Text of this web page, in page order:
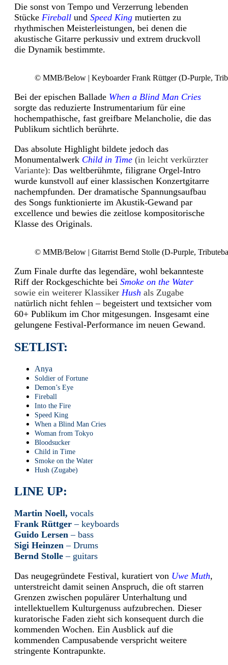
Die sonst von Tempo und Verzerrung lebenden
Stücke Fireball und Speed King mutierten zu
rhythmischen Meisterleistungen, bei denen die
akustische Gitarre perkussiv und extrem druckvoll
die Dynamik bestimmte.
© MMB/Below | Keyboarder Frank Rüttger (D-Purple,
Bei der epischen Ballade When a Blind Man Cries
sorgte das reduzierte Instrumentarium für eine
hochempathische, fast greifbare Melancholie, die das
Publikum sichtlich berührte.
Das absolute Highlight bildete jedoch das
Monumentalwerk Child in Time (in leicht verkürzter
Variante): Das weltberühmte, filigrane Orgel-Intro
wurde kunstvoll auf einer klassischen Konzertgitarre
nachempfunden. Der dramatische Spannungsaufbau
des Songs funktionierte im Akustik-Gewand par
excellence und bewies die zeitlose kompositorische
Klasse des Originals.
© MMB/Below | Gitarrist Bernd Stolle (D-Purple,
Zum Finale durfte das legendäre, wohl bekannteste
Riff der Rockgeschichte bei Smoke on the Water
sowie ein weiterer Klassiker Hush als Zugabe
natürlich nicht fehlen – begeistert und textsicher vom
60+ Publikum im Chor mitgesungen. Insgesamt eine
gelungene Festival-Performance im neuen Gewand.
SETLIST:
Anya
Soldier of Fortune
Demon’s Eye
Fireball
Into the Fire
Speed King
When a Blind Man Cries
Woman from Tokyo
Bloodsucker
Child in Time
Smoke on the Water
Hush (Zugabe)
LINE UP:
Martin Noell, vocals
Frank Rüttger – keyboards
Guido Lersen – bass
Sigi Heinzen – Drums
Bernd Stolle– guitars
Das neugegründete Festival, kuratiert von Uwe Muth,
unterstreicht damit seinen Anspruch, die oft starren
Grenzen zwischen populärer Unterhaltung und
intellektuellem Kulturgenuss aufzubrechen. Dieser
kuratorische Faden zieht sich konsequent durch die
kommenden Wochen. Ein Ausblick auf die
kommenden Campusabende verspricht weitere
stringente Kontrapunkte.